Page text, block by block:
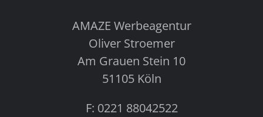
AMAZE Werbeagentur
Oliver Stroemer
Am Grauen Stein 10
51105 Köln
F: 0221 88042522